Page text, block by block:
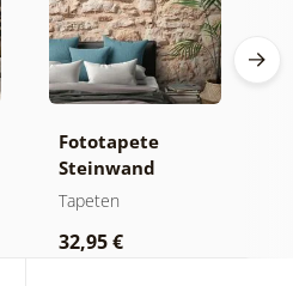
Fototapete
Steinwand
Tapeten
32,95 €